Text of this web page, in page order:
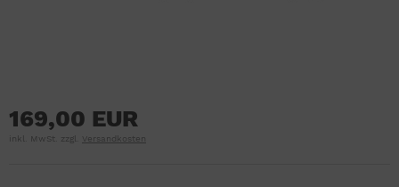
169,00 EUR
inkl. MwSt. zzgl. Versandkosten